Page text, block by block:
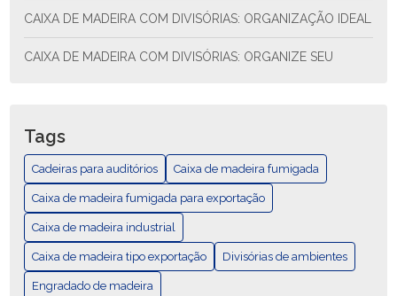
CAIXA DE MADEIRA COM DIVISÓRIAS: ORGANIZAÇÃO IDEAL
CAIXA DE MADEIRA COM DIVISÓRIAS: ORGANIZE SEU
PARA ORGANIZAR SEU ESPAÇO
CAIXA DE MADEIRA EXPORTAÇÃO: COMO ESCOLHER E AS
MELHORES PRÁTICAS
CAIXA DE MADEIRA EXPORTAÇÃO: GUÍA COMPLETA
CAIXA DE MADEIRA FUMIGADA PARA EXPORTAÇÃO
Tags
Cadeiras para auditórios Caixa de madeira fumigada
Caixa de madeira fumigada para exportação
Caixa de madeira industrial
Caixa de madeira tipo exportação Divisórias de ambientes
Engradado de madeira